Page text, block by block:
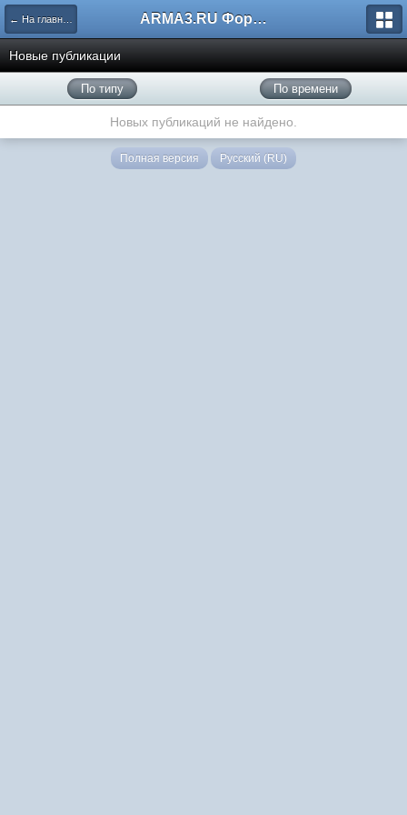
← На главную ARMA3.RU Форум
Новые публикации
По типу По времени
Новых публикаций не найдено.
Полная версия Русский (RU)